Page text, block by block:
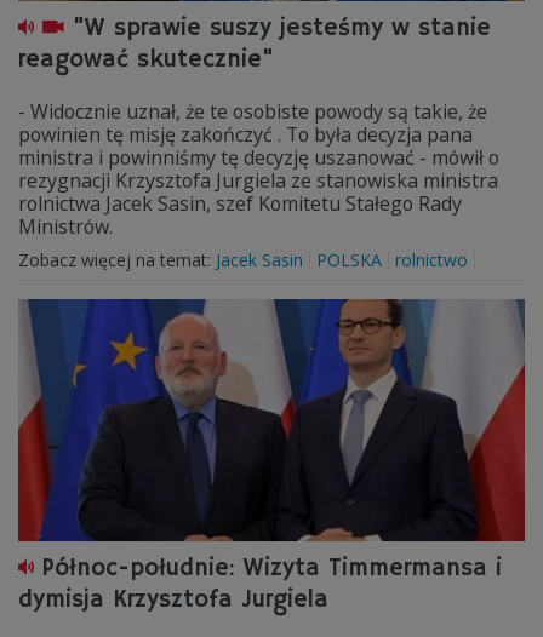
"W sprawie suszy jesteśmy w stanie
reagować skutecznie"
- Widocznie uznał, że te osobiste powody są takie, że
powinien tę misję zakończyć . To była decyzja pana
ministra i powinniśmy tę decyzję uszanować - mówił o
rezygnacji Krzysztofa Jurgiela ze stanowiska ministra
rolnictwa Jacek Sasin, szef Komitetu Stałego Rady
Ministrów.
Zobacz więcej na temat: Jacek Sasin POLSKA rolnictwo
Północ-południe: Wizyta Timmermansa i
dymisja Krzysztofa Jurgiela